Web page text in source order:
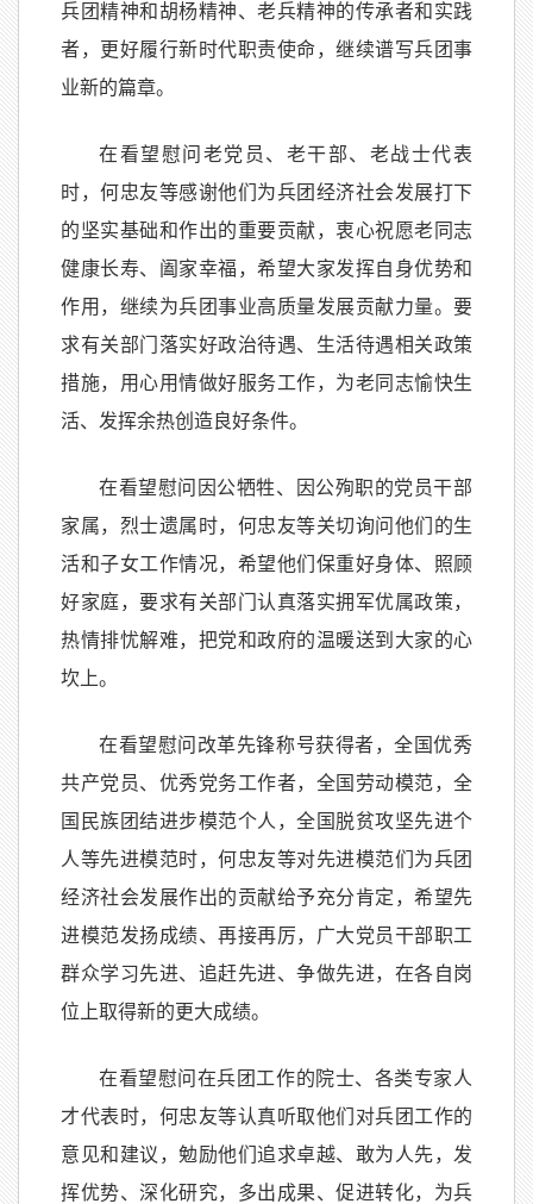
兵团精神和胡杨精神、老兵精神的传承者和实践
者，更好履行新时代职责使命，继续谱写兵团事
业新的篇章。
在看望慰问老党员、老干部、老战士代表
时，何忠友等感谢他们为兵团经济社会发展打下
的坚实基础和作出的重要贡献，衷心祝愿老同志
健康长寿、阖家幸福，希望大家发挥自身优势和
作用，继续为兵团事业高质量发展贡献力量。要
求有关部门落实好政治待遇、生活待遇相关政策
措施，用心用情做好服务工作，为老同志愉快生
活、发挥余热创造良好条件。
在看望慰问因公牺牲、因公殉职的党员干部
家属，烈士遗属时，何忠友等关切询问他们的生
活和子女工作情况，希望他们保重好身体、照顾
好家庭，要求有关部门认真落实拥军优属政策，
热情排忧解难，把党和政府的温暖送到大家的心
坎上。
在看望慰问改革先锋称号获得者，全国优秀
共产党员、优秀党务工作者，全国劳动模范，全
国民族团结进步模范个人，全国脱贫攻坚先进个
人等先进模范时，何忠友等对先进模范们为兵团
经济社会发展作出的贡献给予充分肯定，希望先
进模范发扬成绩、再接再厉，广大党员干部职工
群众学习先进、追赶先进、争做先进，在各自岗
位上取得新的更大成绩。
在看望慰问在兵团工作的院士、各类专家人
才代表时，何忠友等认真听取他们对兵团工作的
意见和建议，勉励他们追求卓越、敢为人先，发
挥优势、深化研究，多出成果、促进转化，为兵